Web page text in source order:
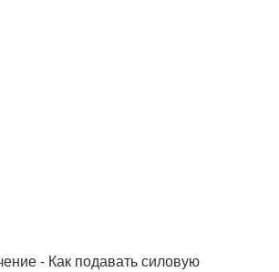
- Как подавать силовую